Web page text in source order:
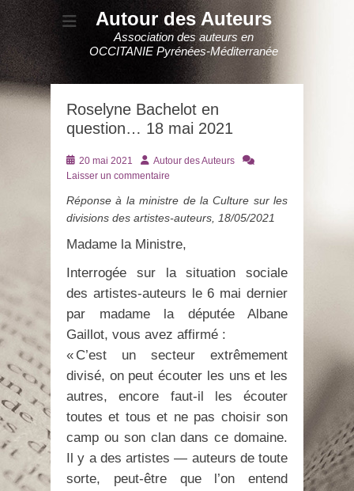
Autour des Auteurs
Association des auteurs en
OCCITANIE Pyrénées-Méditerranée
Roselyne Bachelot en
question… 18 mai 2021
Posté
le
20 mai 2021 AuteurAutour des Auteurs
Laisser un commentaire
Réponse à la ministre de la Culture sur les
divisions des artistes-auteurs, 18/05/2021
Madame la Ministre,
Interrogée sur la situation sociale
des artistes-auteurs le 6 mai dernier
par madame la députée Albane
Gaillot, vous avez affirmé :
« C’est un secteur extrêmement
divisé, on peut écouter les uns et les
autres, encore faut-il les écouter
toutes et tous et ne pas choisir son
camp ou son clan dans ce domaine.
Il y a des artistes — auteurs de toute
sorte, peut-être que l’on entend